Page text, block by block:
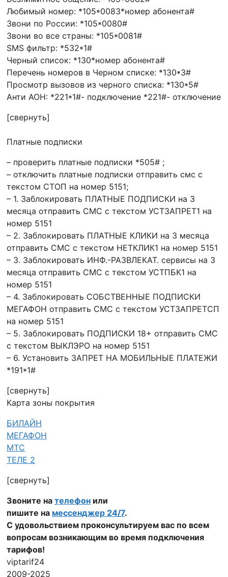
Любимый номер: *105*0083*номер абонента#
Звони по России: *105*0080#
Звони во все страны: *105*0081#
SMS фильтр: *532*1#
Черный список: *130*номер абонента#
Перечень номеров в Черном списке: *130*3#
Просмотр вызовов из черного списка: *130*5#
Анти АОН: *221*1#- подключение *221#- отключение
[свернуть]
Платные подписки
– проверить платные подписки *505# ;
– отключить платные подписки отправить смс с
текстом СТОП на номер 5151;
– 1. Заблокировать ПЛАТНЫЕ ПОДПИСКИ на 3
месяца отправить СМС с текстом УСТЗАПРЕТ1 на
номер 5151
– 2. Заблокировать ПЛАТНЫЕ КЛИКИ на 3 месяца
отправить СМС с текстом НЕТКЛИК1 на номер 5151
– 3. Заблокировать ИНФ.-РАЗВЛЕКАТ. сервисы на 3
месяца отправить СМС с текстом УСТПБК1 на
номер 5151
– 4. Заблокировать СОБСТВЕННЫЕ ПОДПИСКИ
МЕГАФОН отправить СМС с текстом УСТЗАПРЕТСП
на номер 5151
– 5. Заблокировать ПОДПИСКИ 18+ отправить СМС
с текстом ВЫКЛЭРО на номер 5151
– 6. Установить ЗАПРЕТ НА МОБИЛЬНЫЕ ПЛАТЕЖИ
*191*1#
[свернуть]
Карта зоны покрытия
БИЛАЙН
МЕГАФОН
МТС
ТЕЛЕ 2
[свернуть]
Звоните на телефон или
пишите на мессенджер 24/7.
С удовольствием проконсультируем вас по всем
вопросам возникающим во время подключения
тарифов!
viptarif24
2009-2025